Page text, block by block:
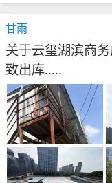
甘雨
关于云玺湖滨商
致出库.....